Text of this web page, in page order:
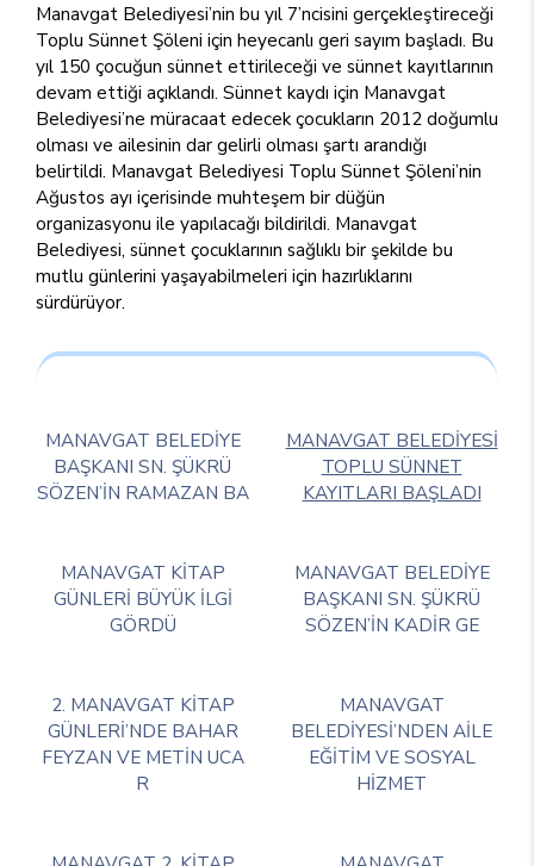
Manavgat Belediyesi’nin bu yıl 7’ncisini gerçekleştireceği
Toplu Sünnet Şöleni için heyecanlı geri sayım başladı. Bu
yıl 150 çocuğun sünnet ettirileceği ve sünnet kayıtlarının
devam ettiği açıklandı. Sünnet kaydı için Manavgat
Belediyesi’ne müracaat edecek çocukların 2012 doğumlu
olması ve ailesinin dar gelirli olması şartı arandığı
belirtildi. Manavgat Belediyesi Toplu Sünnet Şöleni’nin
Ağustos ayı içerisinde muhteşem bir düğün
organizasyonu ile yapılacağı bildirildi. Manavgat
Belediyesi, sünnet çocuklarının sağlıklı bir şekilde bu
mutlu günlerini yaşayabilmeleri için hazırlıklarını
sürdürüyor.
MANAVGAT BELEDİYE
BAŞKANI SN. ŞÜKRÜ
SÖZEN’İN RAMAZAN BA
MANAVGAT BELEDİYESİ
TOPLU SÜNNET
KAYITLARI BAŞLADI
MANAVGAT KİTAP
GÜNLERİ BÜYÜK İLGİ
GÖRDÜ
MANAVGAT BELEDİYE
BAŞKANI SN. ŞÜKRÜ
SÖZEN’İN KADİR GE
2. MANAVGAT KİTAP
GÜNLERİ’NDE BAHAR
FEYZAN VE METİN UCA
R
MANAVGAT
BELEDİYESİ’NDEN AİLE
EĞİTİM VE SOSYAL
HİZMET